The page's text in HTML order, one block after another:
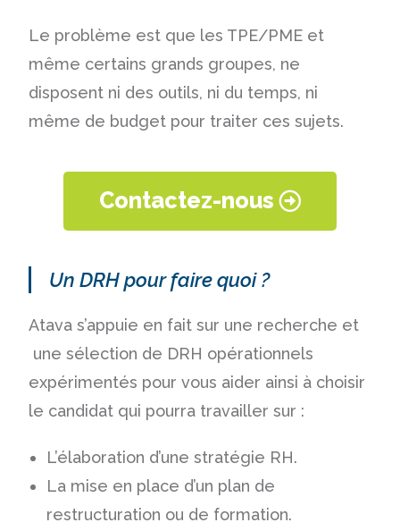
Le problème est que les TPE/PME et
même certains grands groupes, ne
disposent ni des outils, ni du temps, ni
même de budget pour traiter ces sujets.
Contactez-nous
Un DRH pour faire quoi ?
Atava s’appuie en fait sur une recherche et
une sélection de DRH opérationnels
expérimentés pour vous aider ainsi à choisir
le candidat qui pourra travailler sur :
L’élaboration d’une stratégie RH.
La mise en place d’un plan de
restructuration ou de formation.